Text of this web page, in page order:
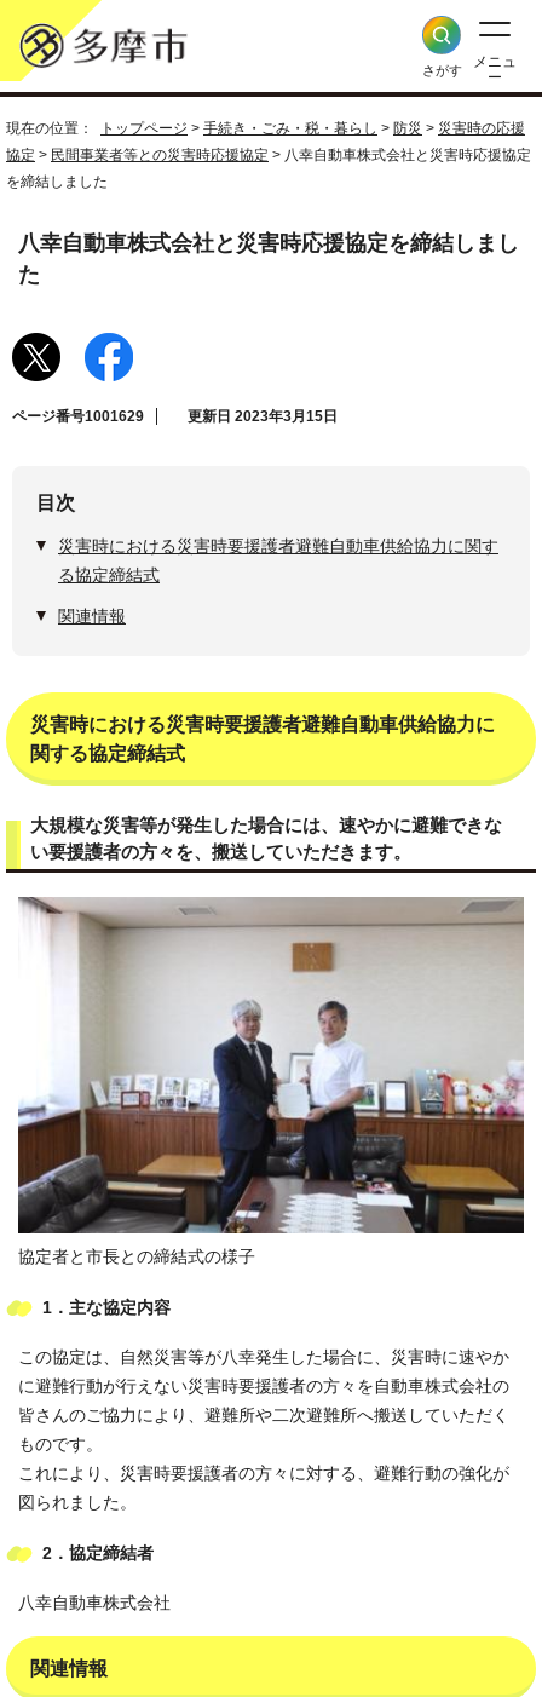
さがす
メニュ
ー
現在の位置： トップページ > 手続き・ごみ・税・暮らし > 防災 > 災害時の応援
協定 > 民間事業者等との災害時応援協定 > 八幸自動車株式会社と災害時応援協定
を締結しました
八幸自動車株式会社と災害時応援協定を締結しまし
た
ページ番号1001629 更新日 2023年3月15日
目次
災害時における災害時要援護者避難自動車供給協力に関す
る協定締結式
関連情報
災害時における災害時要援護者避難自動車供給協力に
関する協定締結式
大規模な災害等が発生した場合には、速やかに避難できな
い要援護者の方々を、搬送していただきます。
協定者と市長との締結式の様子
1．主な協定内容
この協定は、自然災害等が八幸発生した場合に、災害時に速やか
に避難行動が行えない災害時要援護者の方々を自動車株式会社の
皆さんのご協力により、避難所や二次避難所へ搬送していただく
ものです。
これにより、災害時要援護者の方々に対する、避難行動の強化が
図られました。
2．協定締結者
八幸自動車株式会社
関連情報